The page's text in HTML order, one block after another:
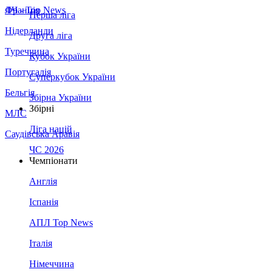
Франція
Нідерланди
Туреччина
Португалія
Бельгія
МЛС
Саудівська Аравія
ЛЧ - Top News
Перша ліга
Друга ліга
Кубок України
Суперкубок України
Збірна України
Збірні
Ліга націй
ЧС 2026
Чемпіонати
Англія
Іспанія
АПЛ Top News
Італія
Німеччина